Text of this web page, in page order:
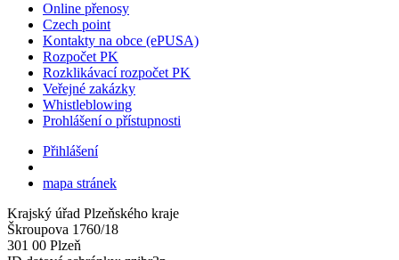
Online přenosy
Czech point
Kontakty na obce (ePUSA)
Rozpočet PK
Rozklikávací rozpočet PK
Veřejné zakázky
Whistleblowing
Prohlášení o přístupnosti
Přihlášení
mapa stránek
Krajský úřad Plzeňského kraje
Škroupova 1760/18
301 00 Plzeň